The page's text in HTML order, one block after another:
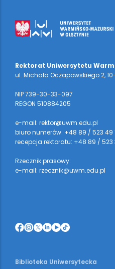
Rektorat Uniwersytetu
ul. Michała Oczapowskiego 2,
NIP 739-30-33-097
REGON 510884205
e-mail: rektor@uwm.edu.pl
biuro numerów: +48 89 / 523 49
recepcja rektoratu: +48 89 / 523
Rzecznik prasowy:
e-mail: rzecznik@uwm.edu.pl
Biblioteka Uniwersytecka